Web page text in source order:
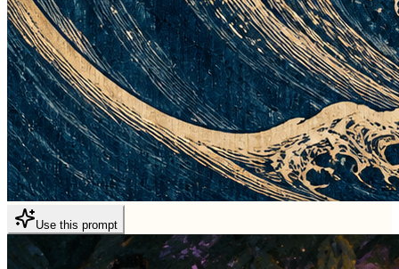
Use this prompt